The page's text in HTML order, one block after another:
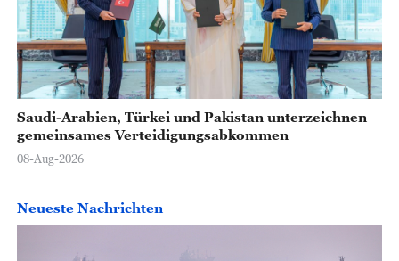
Saudi-Arabien, Türkei und Pakistan unterzeichnen
gemeinsames Verteidigungsabkommen
08-Aug-2026
Neueste Nachrichten